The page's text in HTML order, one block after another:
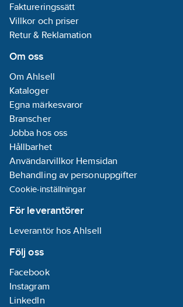
Faktureringssätt
Villkor och priser
Retur & Reklamation
Om oss
Om Ahlsell
Kataloger
Egna märkesvaror
Branscher
Jobba hos oss
Hållbarhet
Användarvillkor Hemsidan
Behandling av personuppgifter
Cookie-inställningar
För leverantörer
Leverantör hos Ahlsell
Följ oss
Facebook
Instagram
LinkedIn